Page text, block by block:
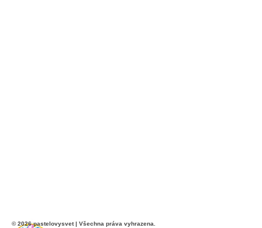
© 2026 pastelovysvet | Všechna práva vyhrazena.